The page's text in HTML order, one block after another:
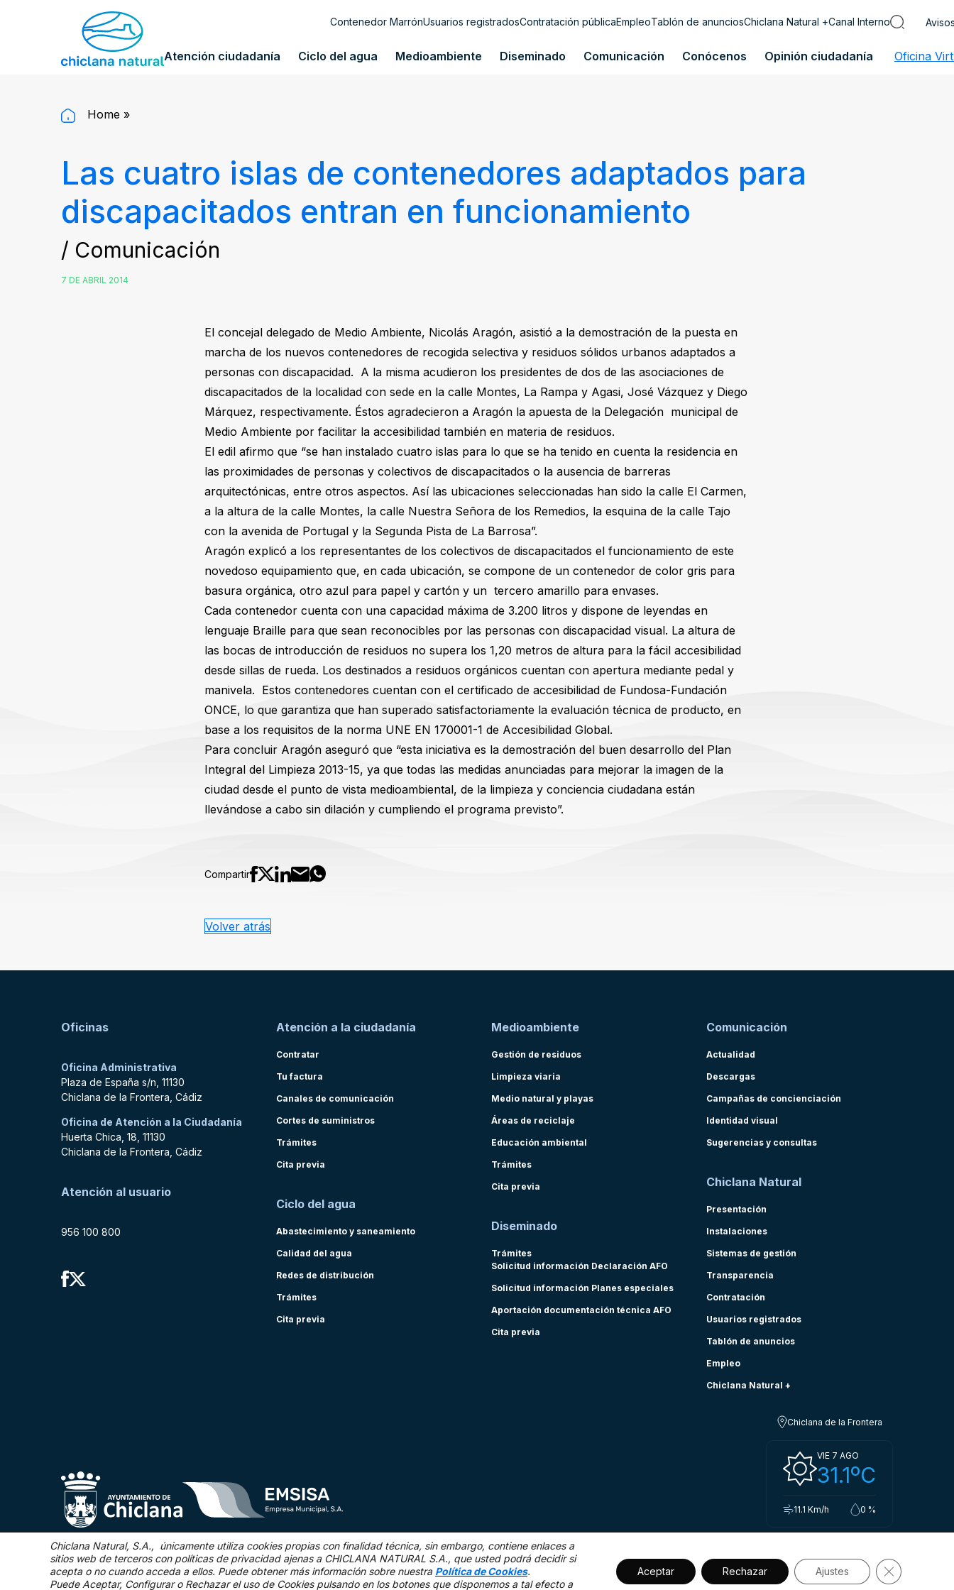
Contenedor MarrónUsuarios registradosContratación públicaEmpleoTablón de anunciosChiclana Natural +Canal Interno
Atención ciudadanía Ciclo del agua Medioambiente Diseminado Comunicación Conócenos Opinión ciudadanía Oficina
Home »
Las cuatro islas de contenedores adaptados para
discapacitados entran en funcionamiento
/ Comunicación
7 DE ABRIL 2014
El concejal delegado de Medio Ambiente, Nicolás Aragón, asistió a la demostración de la puesta en
marcha de los nuevos contenedores de recogida selectiva y residuos sólidos urbanos adaptados a
personas con discapacidad. A la misma acudieron los presidentes de dos de las asociaciones de
discapacitados de la localidad con sede en la calle Montes, La Rampa y Agasi, José Vázquez y Diego
Márquez, respectivamente. Éstos agradecieron a Aragón la apuesta de la Delegación municipal de
Medio Ambiente por facilitar la accesibilidad también en materia de residuos.
El edil afirmo que “se han instalado cuatro islas para lo que se ha tenido en cuenta la residencia en
las proximidades de personas y colectivos de discapacitados o la ausencia de barreras
arquitectónicas, entre otros aspectos. Así las ubicaciones seleccionadas han sido la calle El Carmen,
a la altura de la calle Montes, la calle Nuestra Señora de los Remedios, la esquina de la calle Tajo
con la avenida de Portugal y la Segunda Pista de La Barrosa”.
Aragón explicó a los representantes de los colectivos de discapacitados el funcionamiento de este
novedoso equipamiento que, en cada ubicación, se compone de un contenedor de color gris para
basura orgánica, otro azul para papel y cartón y un tercero amarillo para envases.
Cada contenedor cuenta con una capacidad máxima de 3.200 litros y dispone de leyendas en
lenguaje Braille para que sean reconocibles por las personas con discapacidad visual. La altura de
las bocas de introducción de residuos no supera los 1,20 metros de altura para la fácil accesibilidad
desde sillas de rueda. Los destinados a residuos orgánicos cuentan con apertura mediante pedal y
manivela. Estos contenedores cuentan con el certificado de accesibilidad de Fundosa-Fundación
ONCE, lo que garantiza que han superado satisfactoriamente la evaluación técnica de producto, en
base a los requisitos de la norma UNE EN 170001-1 de Accesibilidad Global.
Para concluir Aragón aseguró que “esta iniciativa es la demostración del buen desarrollo del Plan
Integral del Limpieza 2013-15, ya que todas las medidas anunciadas para mejorar la imagen de la
ciudad desde el punto de vista medioambiental, de la limpieza y conciencia ciudadana están
llevándose a cabo sin dilación y cumpliendo el programa previsto”.
Compartir
Volver atrás
Oficinas
Oficina Administrativa
Plaza de España s/n, 11130
Chiclana de la Frontera, Cádiz
Oficina de Atención a la Ciudadanía
Huerta Chica, 18, 11130
Chiclana de la Frontera, Cádiz
Atención al usuario
956 100 800
Atención a la ciudadanía
Contratar
Tu factura
Canales de comunicación
Cortes de suministros
Trámites
Cita previa
Ciclo del agua
Abastecimiento y saneamiento
Calidad del agua
Redes de distribución
Trámites
Cita previa
Medioambiente
Gestión de residuos
Limpieza viaria
Medio natural y playas
Áreas de reciclaje
Educación ambiental
Trámites
Cita previa
Diseminado
Trámites
Solicitud información Declaración AFO
Solicitud información Planes especiales
Aportación documentación técnica AFO
Cita previa
Comunicación
Actualidad
Descargas
Campañas de concienciación
Identidad visual
Sugerencias y consultas
Chiclana Natural
Presentación
Instalaciones
Sistemas de gestión
Transparencia
Contratación
Usuarios registrados
Tablón de anuncios
Empleo
Chiclana Natural +
Chiclana de la Frontera
VIE 7 AGO
31.1ºC
11.1 Km/h 0 %
©2025 Chiclana Natural Mapa WebAccesibilidad Política de privacidad. Aviso legal Política de cookies
Chiclana Natural, S.A., únicamente utiliza cookies propias con finalidad técnica, sin embargo, contiene enlaces a
sitios web de terceros con políticas de privacidad ajenas a CHICLANA NATURAL S.A., que usted podrá decidir si
acepta o no cuando acceda a ellos. Puede obtener más información sobre nuestra Política de Cookies.
Puede Aceptar, Configurar o Rechazar el uso de Cookies pulsando en los botones que disponemos a tal efecto a
Aceptar Rechazar Ajustes Cerrar el